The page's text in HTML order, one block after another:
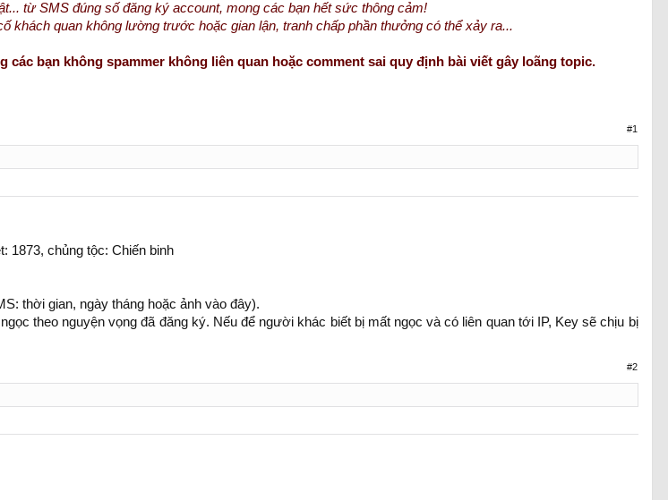
từ SMS đúng số đăng ký account, mong các bạn hết sức thông cảm!
khách quan không lường trước hoặc gian lận, tranh chấp phần thưởng có thể xảy ra...
các bạn không spammer không liên quan hoặc comment sai quy định bài viết gây loãng topic.
#1
1873, chủng tộc: Chiến binh
thời gian, ngày tháng hoặc ảnh vào đây).
theo nguyện vọng đã đăng ký. Nếu để người khác biết bị mất ngọc và có liên quan tới IP, Key sẽ chịu bị
#2